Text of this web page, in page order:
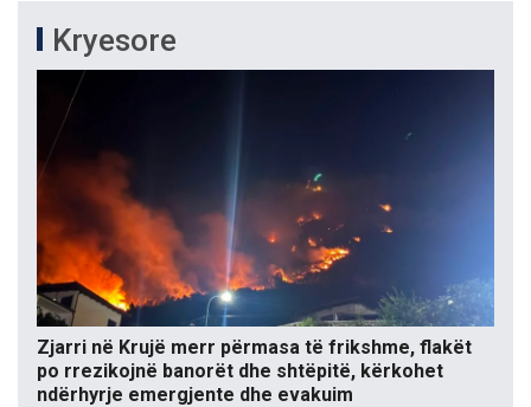
Kryesore
Zjarri në Krujë merr përmasa të frikshme, flakët
po rrezikojnë banorët dhe shtëpitë, kërkohet
ndërhyrje emergjente dhe evakuim